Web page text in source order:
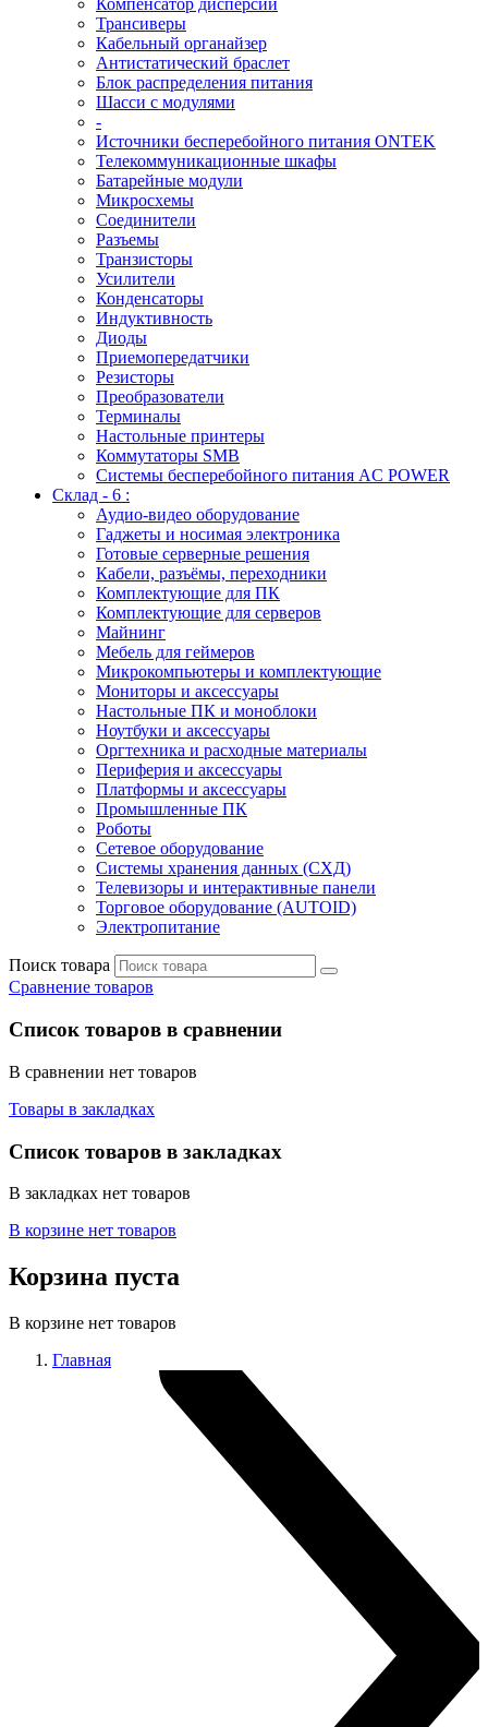
Компенсатор дисперсии
Трансиверы
Кабельный органайзер
Антистатический браслет
Блок распределения питания
Шасси с модулями
-
Источники бесперебойного питания ONTEK
Телекоммуникационные шкафы
Батарейные модули
Микросхемы
Соединители
Разъемы
Транзисторы
Усилители
Конденсаторы
Индуктивность
Диоды
Приемопередатчики
Резисторы
Преобразователи
Терминалы
Настольные принтеры
Коммутаторы SMB
Системы бесперебойного питания AC POWER
Склад - 6 :
Аудио-видео оборудование
Гаджеты и носимая электроника
Готовые серверные решения
Кабели, разъёмы, переходники
Комплектующие для ПК
Комплектующие для серверов
Майнинг
Мебель для геймеров
Микрокомпьютеры и комплектующие
Мониторы и аксессуары
Настольные ПК и моноблоки
Ноутбуки и аксессуары
Оргтехника и расходные материалы
Периферия и аксессуары
Платформы и аксессуары
Промышленные ПК
Роботы
Сетевое оборудование
Системы хранения данных (СХД)
Телевизоры и интерактивные панели
Торговое оборудование (AUTOID)
Электропитание
Поиск товара
Сравнение товаров
Список товаров в сравнении
В сравнении нет товаров
Товары в закладках
Список товаров в закладках
В закладках нет товаров
В корзине нет товаров
Корзина пуста
В корзине нет товаров
Главная